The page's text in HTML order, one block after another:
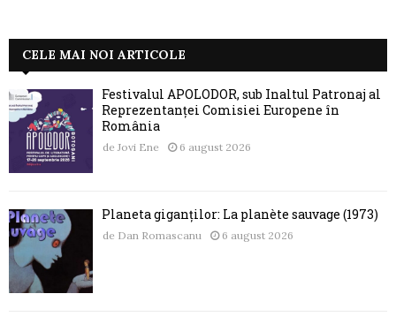
CELE MAI NOI ARTICOLE
Festivalul APOLODOR, sub Înaltul Patronaj al
Reprezentanței Comisiei Europene în
România
de Jovi Ene 6 august 2026
Planeta giganților: La planète sauvage (1973)
de Dan Romascanu 6 august 2026